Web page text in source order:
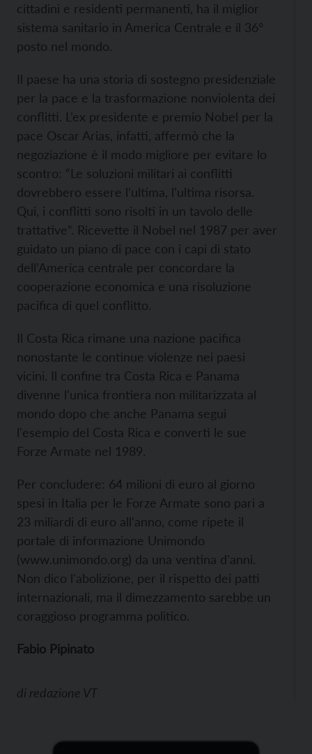
cittadini e residenti permanenti, ha il miglior
sistema sanitario in America Centrale e il 36°
posto nel mondo.
Il paese ha una storia di sostegno presidenziale
per la pace e la trasformazione nonviolenta dei
conflitti. L’ex presidente e premio Nobel per la
pace Oscar Arias, infatti, affermò che la
negoziazione è il modo migliore per evitare lo
scontro: “Le soluzioni militari ai conflitti
dovrebbero essere l’ultima, l’ultima risorsa.
Qui, i conflitti sono risolti in un tavolo delle
trattative”. Ricevette il Nobel nel 1987 per aver
guidato un piano di pace con i capi di stato
dell’America centrale per concordare la
cooperazione economica e una risoluzione
pacifica di quel conflitto.
Il Costa Rica rimane una nazione pacifica
nonostante le continue violenze nei paesi
vicini. Il confine tra Costa Rica e Panama
divenne l'unica frontiera non militarizzata al
mondo dopo che anche Panama seguì
l'esempio del Costa Rica e convertì le sue
Forze Armate nel 1989.
Per concludere: 64 milioni di euro al giorno
spesi in Italia per le Forze Armate sono pari a
23 miliardi di euro all'anno, come ripete il
portale di informazione Unimondo
(www.unimondo.org) da una ventina d'anni.
Non dico l'abolizione, per il rispetto dei patti
internazionali, ma il dimezzamento sarebbe un
coraggioso programma politico.
Fabio Pipinato
di redazione VT